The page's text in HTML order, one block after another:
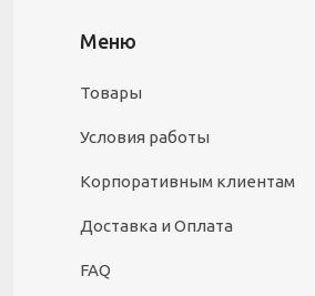
Товары
Условия работы
Корпоративным клиентам
Доставка и Оплата
FAQ